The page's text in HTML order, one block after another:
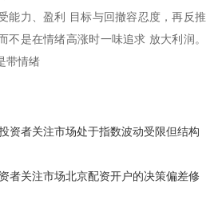
能力、盈利 目标与回撤容忍度，再反推
不是在情绪高涨时一味追求 放大利润。
带情绪
资者关注市场处于指数波动受限但结构
者关注市场北京配资开户的决策偏差修